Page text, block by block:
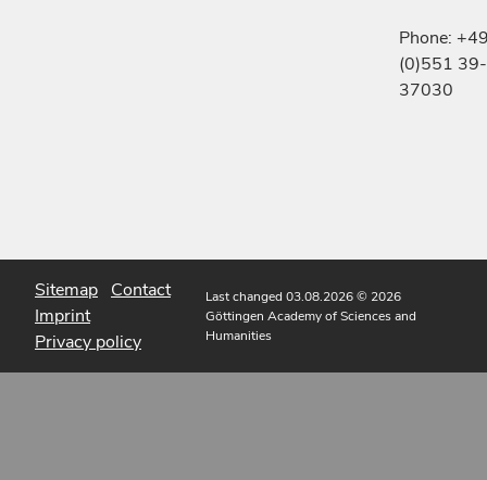
Phone:
(0)551 39-
37030
Sitemap Contact
Imprint
Privacy policy
Last changed 03.08.2026© 2026
Göttingen Academy of Sciences and
Humanities